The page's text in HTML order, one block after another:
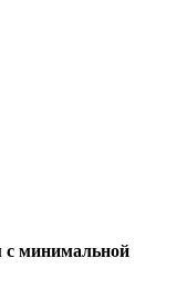
минимальной